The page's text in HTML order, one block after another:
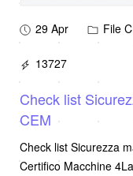
29 Apr File
13727
Check list
CEM
Check list Sicurezza
Certifico Macchine